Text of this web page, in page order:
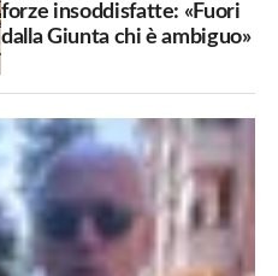
forze insoddisfatte: «Fuori
dalla Giunta chi è ambiguo»